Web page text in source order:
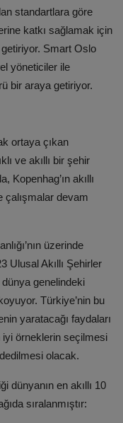
standartlara göre
katkı sağlamak için
Smart Oslo
yöneticiler ile
bir araya getiriyor.
ortaya çıkan
ve akıllı bir şehir
Kopenhag’ın akıllı
çalışmalar devam
üzerinde
Ulusal Akıllı Şehirler
dünya genelindeki
Türkiye’nin bu
yaratacağı faydaları
iyi örneklerin seçilmesi
olacak.
dünyanın en akıllı 10
sıralanmıştır: